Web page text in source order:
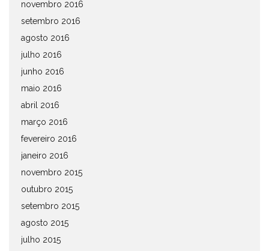
novembro 2016
setembro 2016
agosto 2016
julho 2016
junho 2016
maio 2016
abril 2016
março 2016
fevereiro 2016
janeiro 2016
novembro 2015
outubro 2015
setembro 2015
agosto 2015
julho 2015